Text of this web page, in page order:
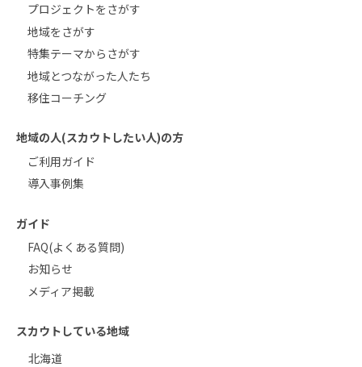
プロジェクトをさがす
地域をさがす
特集テーマからさがす
地域とつながった人たち
移住コーチング
地域の人(スカウトしたい人)の方
ご利用ガイド
導入事例集
ガイド
FAQ(よくある質問)
お知らせ
メディア掲載
スカウトしている地域
北海道